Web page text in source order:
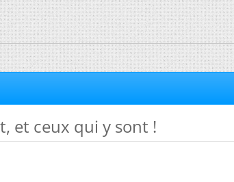
et ceux qui y sont !